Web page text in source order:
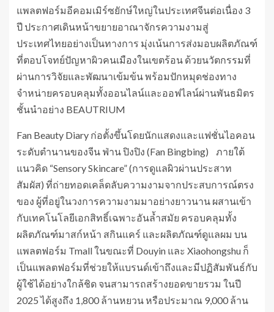
แพลตฟอร์มอีคอมเมิร์ซยักษ์ใหญ่ในประเทศจีนต่อเนื่อง 3
ปี ประกาศเดินหน้าขยายอาณาจักรความงามสู่
ประเทศไทยอย่างเป็นทางการ มุ่งเน้นการส่งมอบผลิตภัณฑ์
ที่ตอบโจทย์ปัญหาผิวคนเมืองในเขตร้อน ด้วยนวัตกรรมที่
ผ่านการวิจัยและพัฒนาเข้มข้น พร้อมปักหมุดช่องทาง
จำหน่ายครอบคลุมทั้งออนไลน์และออฟไลน์ผ่านพันธมิตร
ชั้นนำอย่าง BEAUTRIUM
Fan Beauty Diary ก่อตั้งขึ้นโดยนักแสดงและแฟชั่นไอคอน
ระดับตำนานของจีน ฟ่าน ปิงปิง (Fan Bingbing) ภายใต้
แนวคิด “Sensory Skincare” (การดูแลผิวผ่านประสาท
สัมผัส) ที่ถ่ายทอดเคล็ดลับความงามจากประสบการณ์ตรง
ของ ผู้ที่อยู่ในวงการความงามมาอย่างยาวนาน ผสานเข้า
กับเทคโนโลยีเอกสิทธิ์เฉพาะอันล้ำสมัย ครอบคลุมทั้ง
ผลิตภัณฑ์มาสก์หน้า สกินแคร์ และผลิตภัณฑ์ดูแลผม บน
แพลตฟอร์ม Tmall ในขณะที่ Douyin และ Xiaohongshu ก็
เป็นแพลตฟอร์มที่ช่วยให้แบรนด์เข้าถึงและมีปฏิสัมพันธ์กับ
ผู้ใช้ได้อย่างใกล้ชิด จนสามารถสร้างยอดขายรวม ในปี
2025 ได้สูงถึง 1,800 ล้านหยวน หรือประมาณ 9,000 ล้าน